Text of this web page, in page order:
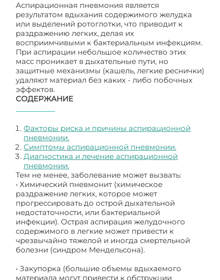
Аспирационная пневмония является
результатом вдыхания содержимого желудка
или выделений ротоглотки, что приводит к
раздражению легких, делая их
восприимчивыми к бактериальным инфекциям.
При аспирации небольшое количество этих
масс проникает в дыхательные пути, но
защитные механизмы (кашель, легкие реснички)
удаляют материал без каких - либо побочных
эффектов.
СОДЕРЖАНИЕ
Факторы риска и причины аспирационной
пневмонии.
Симптомы аспирационной пневмонии.
Диагностика и лечение аспирационной
пневмонии.
Тем не менее, заболевание может вызвать:
• Химический пневмонит (химическое
раздражение легких, которое может
прогрессировать до острой дыхательной
недостаточности, или бактериальной
инфекции). Острая аспирация желудочного
содержимого в легкие может привести к
чрезвычайно тяжелой и иногда смертельной
болезни (синдром Мендельсона).
• Закупорка (большие объемы вдыхаемого
материала могут привести к обструкции